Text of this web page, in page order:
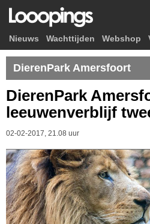
Nieuws Wachttijden Webshop
DierenPark Amersfoort
DierenPark
leeuwenverblijf
02-02-2017, 21.08 uur